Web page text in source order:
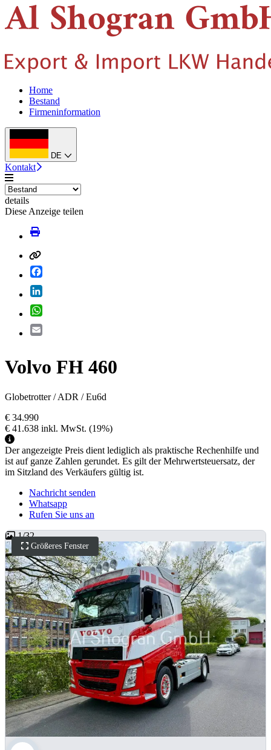
Home
Bestand
Firmeninformation
DE
Kontakt
details
Diese Anzeige teilen
Volvo FH 460
Globetrotter / ADR / Eu6d
€ 34.990
€ 41.638 inkl. MwSt. (19%)
Der angezeigte Preis dient lediglich als praktische Rechenhilfe und
ist auf ganze Zahlen gerundet. Es gilt der Mehrwertsteuersatz, der
im Sitzland des Verkäufers gültig ist.
Nachricht senden
Whatsapp
Rufen Sie uns an
Größeres Fenster
1/32